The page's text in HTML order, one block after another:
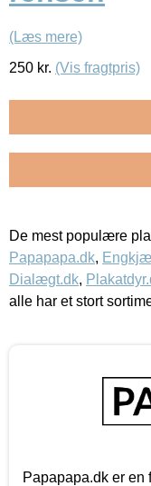
(Læs mere)
250 kr. (Vis fragtpris)
De mest populære
Papapapa.dk,
Dialægt.dk,
alle har et stort
Papapapa.dk er